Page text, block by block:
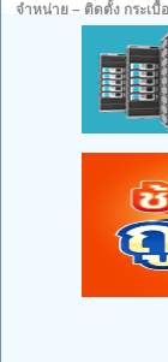
จำหน่าย – ติดตั้ง กระเ